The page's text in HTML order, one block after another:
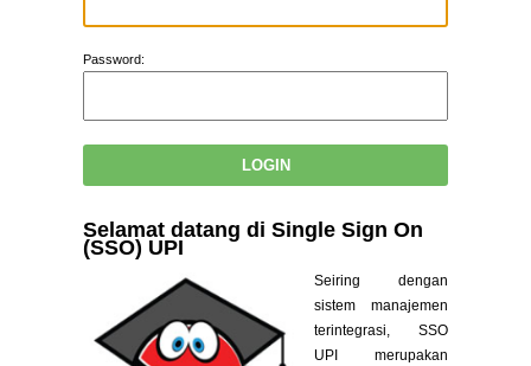
Password:
Selamat datang di Single Sign On
(SSO) UPI
Seiring dengan
sistem manajemen
terintegrasi, SSO
UPI merupakan